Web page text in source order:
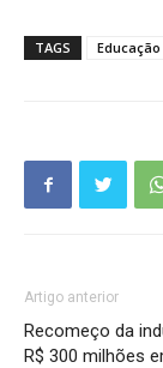
TAGS Educação
Artigo anterior
Recomeço da
R$ 300 milhões